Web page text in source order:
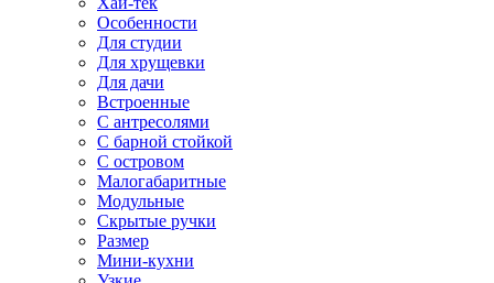
Особенности
Для студии
Для хрущевки
Для дачи
Встроенные
С антресолями
С барной стойкой
С островом
Малогабаритные
Модульные
Скрытые ручки
Размер
Мини-кухни